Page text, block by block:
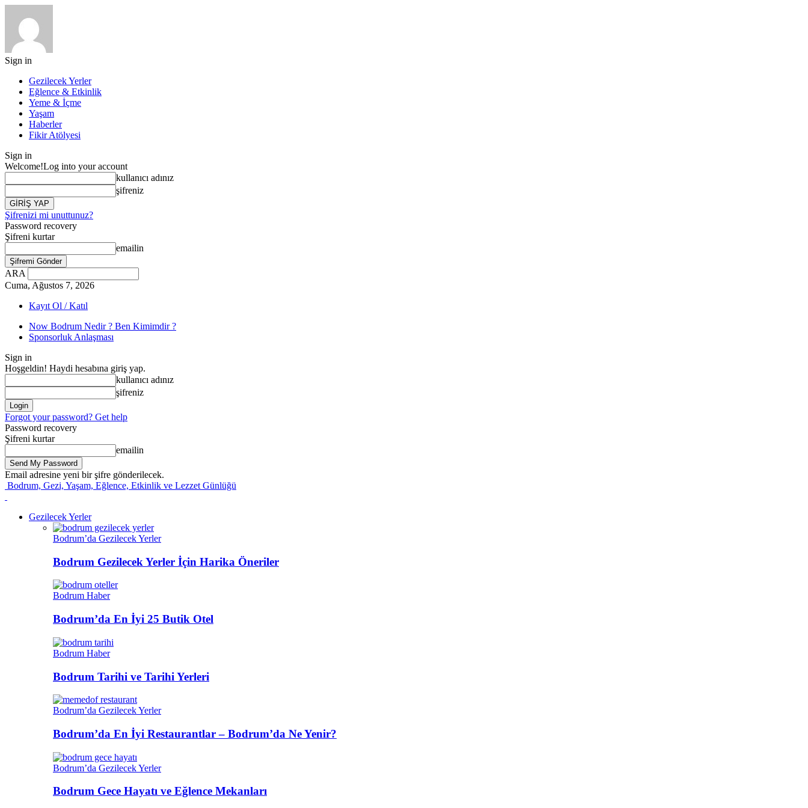
Sign in
Gezilecek Yerler
Eğlence & Etkinlik
Yeme & İçme
Yaşam
Haberler
Fikir Atölyesi
Sign in
Welcome!Log into your account
kullanıcı adınız
şifreniz
Şifrenizi mi unuttunuz?
Password recovery
Şifreni kurtar
emailin
ARA
Cuma, Ağustos 7, 2026
Kayıt Ol / Katıl
Now Bodrum Nedir ? Ben Kimimdir ?
Sponsorluk Anlaşması
Sign in
Hoşgeldin! Haydi hesabına giriş yap.
kullanıcı adınız
şifreniz
Forgot your password? Get help
Password recovery
Şifreni kurtar
emailin
Email adresine yeni bir şifre gönderilecek.
Bodrum, Gezi, Yaşam, Eğlence, Etkinlik ve Lezzet Günlüğü
Gezilecek Yerler
Bodrum’da Gezilecek Yerler
Bodrum Gezilecek Yerler İçin Harika Öneriler
Bodrum Haber
Bodrum’da En İyi 25 Butik Otel
Bodrum Haber
Bodrum Tarihi ve Tarihi Yerleri
Bodrum’da Gezilecek Yerler
Bodrum’da En İyi Restaurantlar – Bodrum’da Ne Yenir?
Bodrum’da Gezilecek Yerler
Bodrum Gece Hayatı ve Eğlence Mekanları